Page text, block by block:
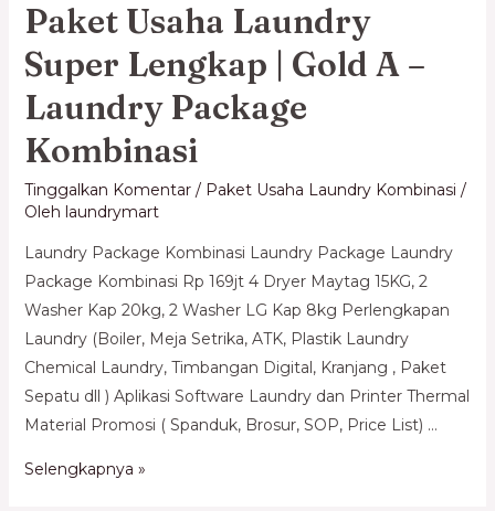
Paket Usaha Laundry
Super Lengkap | Gold A –
Laundry Package
Kombinasi
Tinggalkan Komentar / Paket Usaha Laundry Kombinasi /
Oleh laundrymart
Laundry Package Kombinasi Laundry Package Laundry
Package Kombinasi​ Rp 169jt 4 Dryer Maytag 15KG, 2
Washer Kap 20kg, 2 Washer LG Kap 8kg Perlengkapan
Laundry (Boiler, Meja Setrika, ATK, Plastik Laundry
Chemical Laundry, Timbangan Digital, Kranjang , Paket
Sepatu dll ) Aplikasi Software Laundry dan Printer Thermal
Material Promosi ( Spanduk, Brosur, SOP, Price List) …
Selengkapnya »